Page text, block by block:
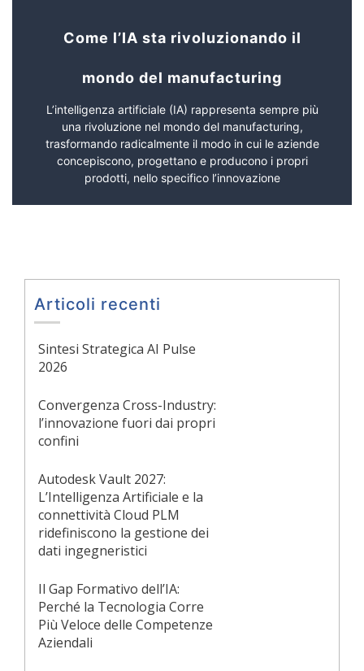
Come l’IA sta rivoluzionando il
mondo del manufacturing
L’intelligenza artificiale (IA) rappresenta sempre più
una rivoluzione nel mondo del manufacturing,
trasformando radicalmente il modo in cui le aziende
concepiscono, progettano e producono i propri
prodotti, nello specifico l’innovazione
Articoli recenti
Sintesi Strategica AI Pulse
2026
Convergenza Cross-Industry:
l’innovazione fuori dai propri
confini
Autodesk Vault 2027:
L’Intelligenza Artificiale e la
connettività Cloud PLM
ridefiniscono la gestione dei
dati ingegneristici
Il Gap Formativo dell’IA:
Perché la Tecnologia Corre
Più Veloce delle Competenze
Aziendali